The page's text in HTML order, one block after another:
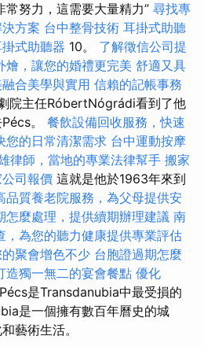
努力，這需要大量精力” 尋找專
方案 台中整骨技術 耳掛式助聽
式助聽器 10。 了解徵信公司提
燴，讓您的婚禮更完美 舒適又具
合美學與實用 信賴的記帳事務
院主任RóbertNógrádi看到了他
。 餐飲設備回收服務，快速
您的日常清潔需求 台中運動按摩
律師，當地的專業法律幫手 搬家
司報價 這就是他於1963年來到
品質養老院服務，為父母提供安
怎麼處理，提供續期辦理建議 南
，為您的聽力健康提供專業評估
聚會增色不少 台胞證過期怎麼
造獨一無二的宴會餐點 優化
是Transdanubia中最受損的
是一個擁有數百年曆史的城
藝術生活。